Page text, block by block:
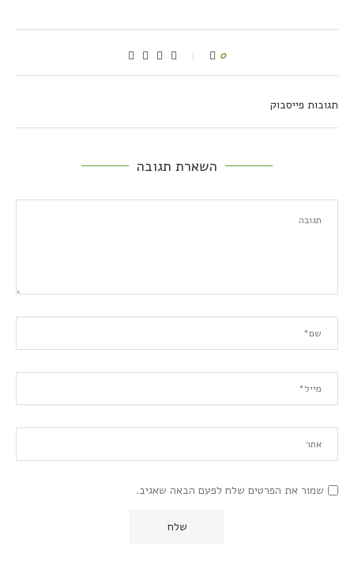
0
תגובות פייסבוק
השארת תגובה
שמור את הפרטים שלח לפעם הבאה שאגיב.